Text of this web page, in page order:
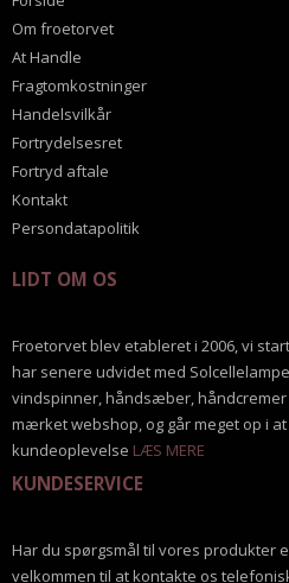
Om froetorvet
At Handle
Fragtomkostninger
Handelsvilkår
Fortrydelsesret
Fortryd aftale
Kontakt
Persondatapolitik
LIDT OM OS
Froetorvet blev etableret i 2006, vi
har senere udvidet med
vindspinner, håndsæber, håndcremer
mærket webshop, og går meget op i
kundeoplevelse LÆS MERE
KUNDESERVICE
Har du spørgsmål til vores produkter
velkommen til at kontakte os